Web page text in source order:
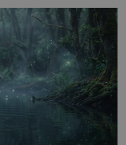
který se stává